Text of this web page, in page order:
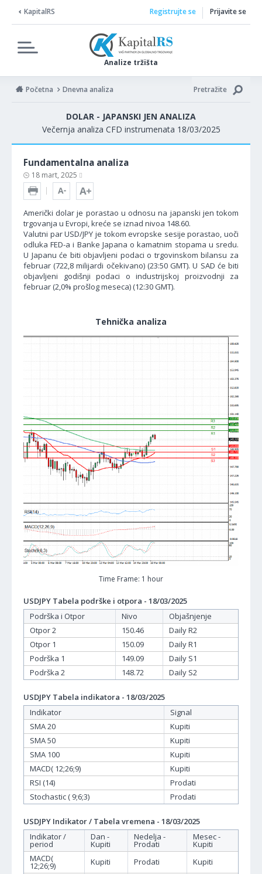
KapitalRS
Analize tržišta
Registrujte se Prijavite se
Početna Dnevna analiza Pretražite
DOLAR - JAPANSKI JEN ANALIZA
Večernja analiza CFD instrumenata 18/03/2025
Fundamentalna analiza
18 mart, 2025
Američki dolar je porastao u odnosu na japanski jen tokom
trgovanja u Evropi, kreće se iznad nivoa 148.60.
Valutni par USD/JPY je tokom evropske sesije porastao, uoči
odluka FED-a i Banke Japana o kamatnim stopama u sredu.
U Japanu će biti objavljeni podaci o trgovinskom bilansu za
februar (722,8 milijardi očekivano) (23:50 GMT). U SAD će biti
objavljeni godišnji podaci o industrijskoj proizvodnji za
februar (2,0% prošlog meseca) (12:30 GMT).
Tehnička analiza
Time Frame: 1 hour
USDJPY Tabela podrške i otpora - 18/03/2025
Podrška i Otpor
Nivo
Objašnjenje
Otpor 2
150.46
Daily R2
Otpor 1
150.09
Daily R1
Podrška 1
149.09
Daily S1
Podrška 2
148.72 Daily S2
USDJPY Tabela indikatora - 18/03/2025
Indikator
Signal
SMA 20
Kupiti
SMA 50
Kupiti
SMA 100
Kupiti
MACD( 12;26;9)
Kupiti
RSI (14)
Prodati
Stochastic ( 9;6;3)
Prodati
USDJPY Indikator / Tabela vremena - 18/03/2025
Indikator /
period
Dan -
Kupiti
Nedelja -
Prodati
Mesec -
Kupiti
MACD(
12;26;9) Kupiti Prodati
Kupiti